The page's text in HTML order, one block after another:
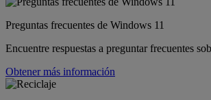
Preguntas frecuentes de Windows 11
Encuentre respuestas a preguntar frecuentes
Obtener más información